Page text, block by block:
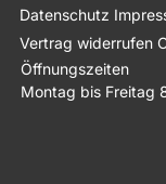
Datenschutz
Vertrag widerrufen
Öffnungszeiten
Montag bis Freitag